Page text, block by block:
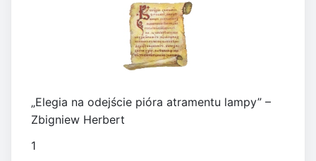
„Elegia na odejście pióra atramentu lampy” –
Zbigniew Herbert
1